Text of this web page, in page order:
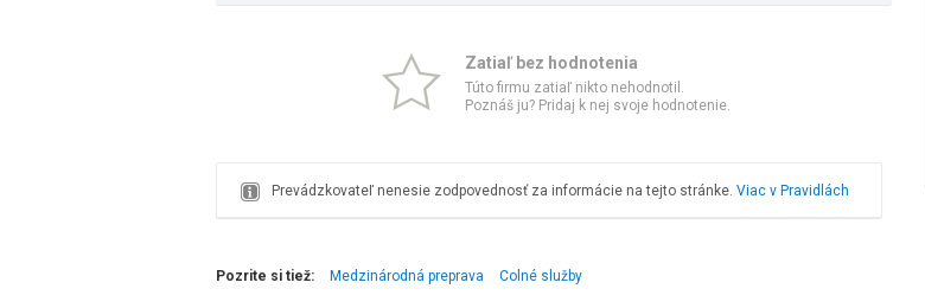
Zatiaľ bez hodnotenia
Túto firmu zatiaľ nikto nehodnotil.
Poznáš ju? Pridaj k nej svoje hodnotenie.
Prevádzkovateľ nenesie zodpovednosť za informácie na tejto stránke. Viac v Pravidlách
Pozrite si tiež: Medzinárodná preprava Colné služby